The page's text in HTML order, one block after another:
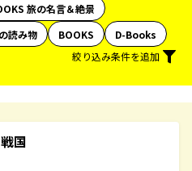
旅の名言＆絶景
読み物 BOOKS
D-Books
絞り込み条件を追加
国